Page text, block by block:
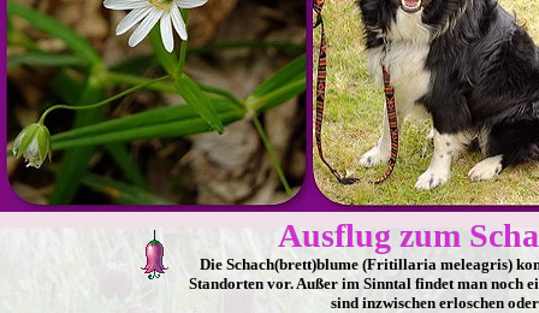
Ausflug zum
Die Schach(brett)blume (Fritillaria meleagris)
Standorten vor. Außer im Sinntal findet man noch
sind inzwischen erloschen